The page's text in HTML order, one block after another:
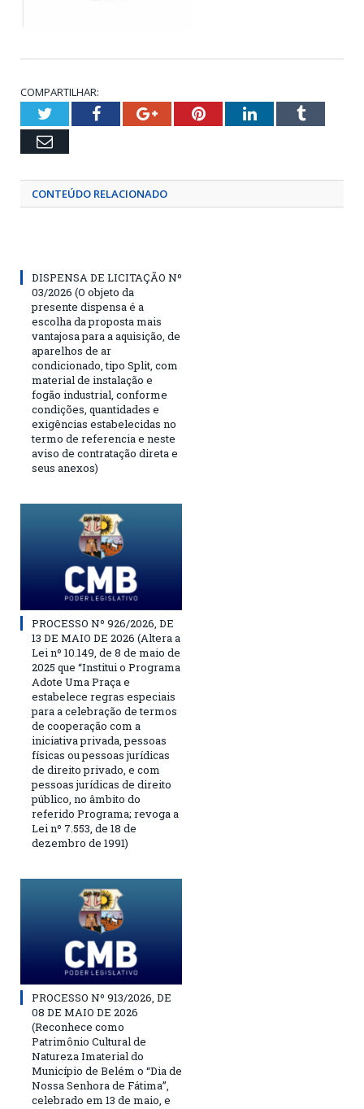
COMPARTILHAR:
TwitterFacebookGoogle+PinterestLinkedInTumblr
Email
CONTEÚDO RELACIONADO
DISPENSA DE LICITAÇÃO Nº
03/2026 (O objeto da
presente dispensa é a
escolha da proposta mais
vantajosa para a aquisição, de
aparelhos de ar
condicionado, tipo Split, com
material de instalação e
fogão industrial, conforme
condições, quantidades e
exigências estabelecidas no
termo de referencia e neste
aviso de contratação direta e
seus anexos)
PROCESSO Nº 926/2026, DE
13 DE MAIO DE 2026 (Altera a
Lei nº 10.149, de 8 de maio de
2025 que “Institui o Programa
Adote Uma Praça e
estabelece regras especiais
para a celebração de termos
de cooperação com a
iniciativa privada, pessoas
físicas ou pessoas jurídicas
de direito privado, e com
pessoas jurídicas de direito
público, no âmbito do
referido Programa; revoga a
Lei nº 7.553, de 18 de
dezembro de 1991)
PROCESSO Nº 913/2026, DE
08 DE MAIO DE 2026
(Reconhece como
Patrimônio Cultural de
Natureza Imaterial do
Município de Belém o “Dia de
Nossa Senhora de Fátima”,
celebrado em 13 de maio, e